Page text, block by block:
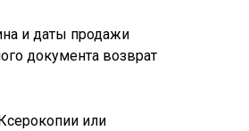
и даты продажи
документа возврат
или